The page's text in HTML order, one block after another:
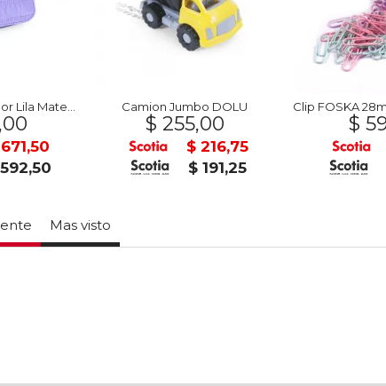
Billetera Chica Color Lila Mate MOOREBAGS Camion Jumbo DOLU
$ 255,00
$ 216,75
$ 191,25
$
Mas visto